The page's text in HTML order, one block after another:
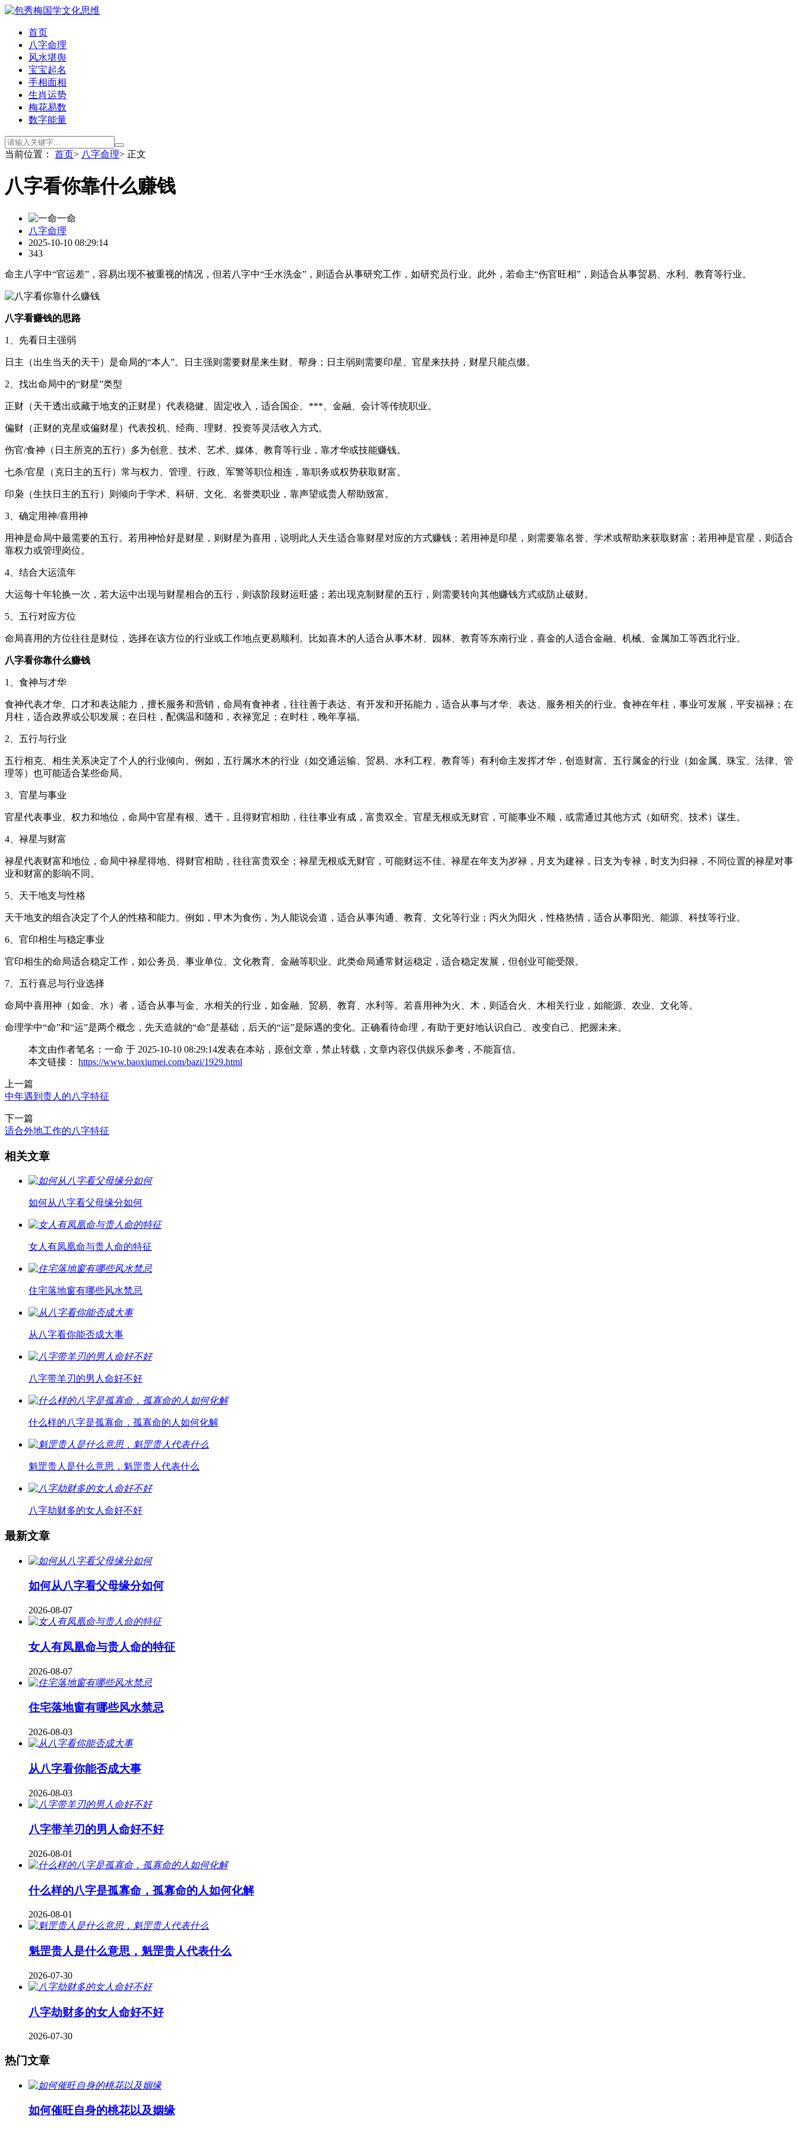
首页
八字命理
风水堪舆
宝宝起名
手相面相
生肖运势
梅花易数
数字能量
当前位置： 首页> 八字命理> 正文
八字看你靠什么赚钱
一命
八字命理
2025-10-10 08:29:14
343
命主八字中“官运差”，容易出现不被重视的情况，但若八字中“壬水洗金”，则适合从事研究工作，如研究员行业。此外，若命主“伤官旺相”，则适合从事贸易、水利、教育等行业。
八字看赚钱的思路
1、先看日主强弱
日主（出生当天的天干）是命局的“本人”。日主强则需要财星来生财、帮身；日主弱则需要印星、官星来扶持，财星只能点缀。
2、找出命局中的“财星”类型
正财（天干透出或藏于地支的正财星）代表稳健、固定收入，适合国企、***、金融、会计等传统职业。
偏财（正财的克星或偏财星）代表投机、经商、理财、投资等灵活收入方式。
伤官/食神（日主所克的五行）多为创意、技术、艺术、媒体、教育等行业，靠才华或技能赚钱。
七杀/官星（克日主的五行）常与权力、管理、行政、军警等职位相连，靠职务或权势获取财富。
印枭（生扶日主的五行）则倾向于学术、科研、文化、名誉类职业，靠声望或贵人帮助致富。
3、确定用神/喜用神
用神是命局中最需要的五行。若用神恰好是财星，则财星为喜用，说明此人天生适合靠财星对应的方式赚钱；若用神是印星，则需要靠名誉、学术或帮助来获取财富；若用神是官星，则适合
靠权力或管理岗位。
4、结合大运流年
大运每十年轮换一次，若大运中出现与财星相合的五行，则该阶段财运旺盛；若出现克制财星的五行，则需要转向其他赚钱方式或防止破财。
5、五行对应方位
命局喜用的方位往往是财位，选择在该方位的行业或工作地点更易顺利。比如喜木的人适合从事木材、园林、教育等东南行业，喜金的人适合金融、机械、金属加工等西北行业。
八字看你靠什么赚钱
1、食神与才华
食神代表才华、口才和表达能力，擅长服务和营销，命局有食神者，往往善于表达、有开发和开拓能力，适合从事与才华、表达、服务相关的行业。食神在年柱，事业可发展，平安福禄；在
月柱，适合政界或公职发展；在日柱，配偶温和随和，衣禄宽足；在时柱，晚年享福。
2、五行与行业
五行相克、相生关系决定了个人的行业倾向。例如，五行属水木的行业（如交通运输、贸易、水利工程、教育等）有利命主发挥才华，创造财富。五行属金的行业（如金属、珠宝、法律、管
理等）也可能适合某些命局。
3、官星与事业
官星代表事业、权力和地位，命局中官星有根、透干，且得财官相助，往往事业有成，富贵双全。官星无根或无财官，可能事业不顺，或需通过其他方式（如研究、技术）谋生。
4、禄星与财富
禄星代表财富和地位，命局中禄星得地、得财官相助，往往富贵双全；禄星无根或无财官，可能财运不佳。禄星在年支为岁禄，月支为建禄，日支为专禄，时支为归禄，不同位置的禄星对事
业和财富的影响不同。
5、天干地支与性格
天干地支的组合决定了个人的性格和能力。例如，甲木为食伤，为人能说会道，适合从事沟通、教育、文化等行业；丙火为阳火，性格热情，适合从事阳光、能源、科技等行业。
6、官印相生与稳定事业
官印相生的命局适合稳定工作，如公务员、事业单位、文化教育、金融等职业。此类命局通常财运稳定，适合稳定发展，但创业可能受限。
7、五行喜忌与行业选择
命局中喜用神（如金、水）者，适合从事与金、水相关的行业，如金融、贸易、教育、水利等。若喜用神为火、木，则适合火、木相关行业，如能源、农业、文化等。
命理学中“命”和“运”是两个概念，先天造就的“命”是基础，后天的“运”是际遇的变化。正确看待命理，有助于更好地认识自己、改变自己、把握未来。
本文由作者笔名：一命 于 2025-10-10 08:29:14发表在本站，原创文章，禁止转载，文章内容仅供娱乐参考，不能盲信。
本文链接： https://www.baoxiumei.com/bazi/1929.html
上一篇
中年遇到贵人的八字特征
下一篇
适合外地工作的八字特征
相关文章
如何从八字看父母缘分如何
女人有凤凰命与贵人命的特征
住宅落地窗有哪些风水禁忌
从八字看你能否成大事
八字带羊刃的男人命好不好
什么样的八字是孤寡命，孤寡命的人如何化解
魁罡贵人是什么意思，魁罡贵人代表什么
八字劫财多的女人命好不好
最新文章
如何从八字看父母缘分如何
2026-08-07
女人有凤凰命与贵人命的特征
2026-08-07
住宅落地窗有哪些风水禁忌
2026-08-03
从八字看你能否成大事
2026-08-03
八字带羊刃的男人命好不好
2026-08-01
什么样的八字是孤寡命，孤寡命的人如何化解
2026-08-01
魁罡贵人是什么意思，魁罡贵人代表什么
2026-07-30
八字劫财多的女人命好不好
2026-07-30
热门文章
如何催旺自身的桃花以及姻缘